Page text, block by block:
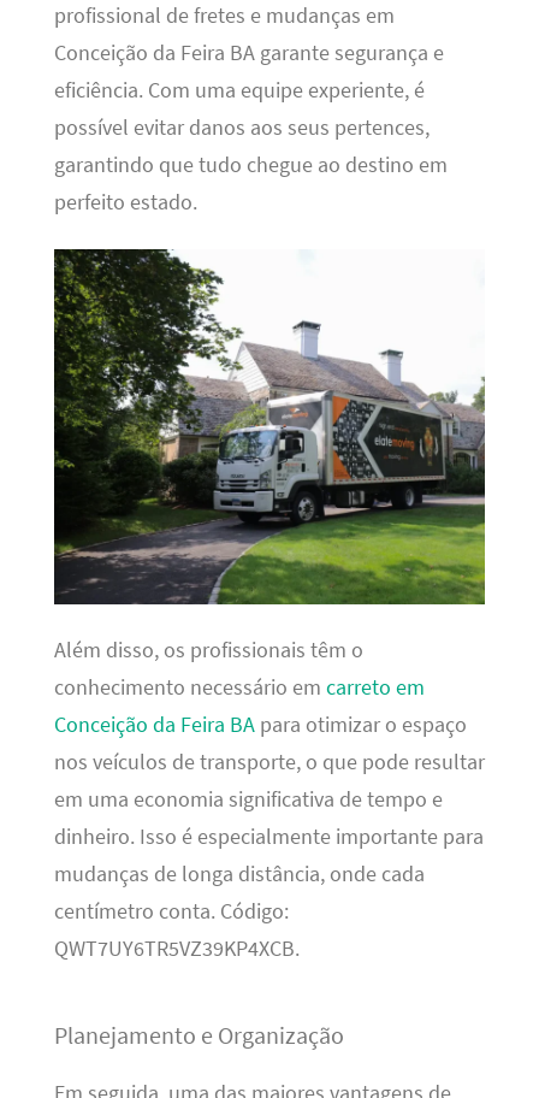
profissional de fretes e mudanças em
Conceição da Feira BA garante segurança e
eficiência. Com uma equipe experiente, é
possível evitar danos aos seus pertences,
garantindo que tudo chegue ao destino em
perfeito estado.
Além disso, os profissionais têm o
conhecimento necessário em carreto em
Conceição da Feira BApara otimizar o espaço
nos veículos de transporte, o que pode resultar
em uma economia significativa de tempo e
dinheiro. Isso é especialmente importante para
mudanças de longa distância, onde cada
centímetro conta. Código:
QWT7UY6TR5VZ39KP4XCB.
Planejamento e Organização